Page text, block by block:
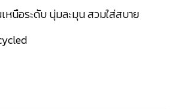
หนือระดับ นุ่มละมุน สวมใส่สบาย